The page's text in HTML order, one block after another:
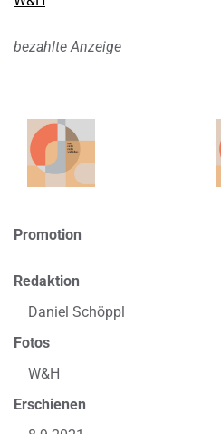
bezahlte Anzeige
Promotion
Redaktion
Daniel Schöppl
Fotos
W&H
Erschienen